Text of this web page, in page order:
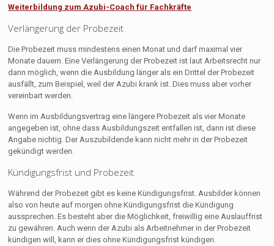
Weiterbildung zum Azubi-Coach für Fachkräfte
Verlängerung der Probezeit
Die Probezeit muss mindestens einen Monat und darf maximal vier
Monate dauern. Eine Verlängerung der Probezeit ist laut Arbeitsrecht nur
dann möglich, wenn die Ausbildung länger als ein Drittel der Probezeit
ausfällt, zum Beispiel, weil der Azubi krank ist. Dies muss aber vorher
vereinbart werden.
Wenn im Ausbildungsvertrag eine längere Probezeit als vier Monate
angegeben ist, ohne dass Ausbildungszeit entfallen ist, dann ist diese
Angabe nichtig. Der Auszubildende kann nicht mehr in der Probezeit
gekündigt werden.
Kündigungsfrist und Probezeit
Während der Probezeit gibt es keine Kündigungsfrist. Ausbilder können
also von heute auf morgen ohne Kündigungsfrist die Kündigung
aussprechen. Es besteht aber die Möglichkeit, freiwillig eine Auslauffrist
zu gewähren. Auch wenn der Azubi als Arbeitnehmer in der Probezeit
kündigen will, kann er dies ohne Kündigungsfrist kündigen.